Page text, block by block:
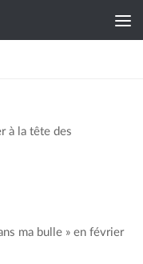
à la tête des
ma bulle » en février